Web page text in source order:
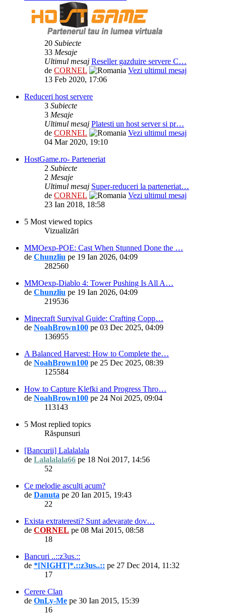
20 Subiecte
33 Mesaje
Ultimul mesaj Reseller gazduire servere C…
de CORNEL
Vezi ultimul mesaj
13 Feb 2020, 17:06
Reduceri host servere
3 Subiecte
3 Mesaje
Ultimul mesaj Platesti un host server si pr…
de CORNEL
Vezi ultimul mesaj
04 Mar 2020, 19:10
HostGame.ro- Parteneriat
2 Subiecte
2 Mesaje
Ultimul mesaj Super-reduceri la parteneriat…
de CORNEL
Vezi ultimul mesaj
23 Ian 2018, 18:58
5 Most viewed topics
Vizualizări
MMOexp-POE: Cast When Stunned Done the …
de Chunzliu pe 19 Ian 2026, 04:09
282560
MMOexp-Diablo 4: Tower Pushing Is All A…
de Chunzliu pe 19 Ian 2026, 04:09
219536
Minecraft Survival Guide: Crafting Copp…
de NoahBrown100 pe 03 Dec 2025, 04:09
136955
A Balanced Harvest: How to Complete the…
de NoahBrown100 pe 25 Dec 2025, 08:39
125584
How to Capture Klefki and Progress Thro…
de NoahBrown100 pe 24 Noi 2025, 09:04
113143
5 Most replied topics
Răspunsuri
[Bancurii] Lalalalala
de Lalalalala66 pe 18 Noi 2017, 14:56
52
Ce melodie asculți acum?
de Danuta pe 20 Ian 2015, 19:43
22
Exista extrateresti? Sunt adevarate dov…
de CORNEL pe 08 Mai 2015, 08:58
18
Bancuri ..::z3us.::
de *[NIGHT]*.::z3us..:: pe 27 Dec 2014, 11:32
17
Cerere Clan
de OnLy-Me pe 30 Ian 2015, 15:39
16